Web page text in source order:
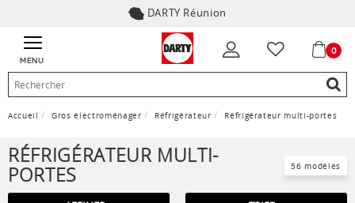
DARTY Réunion
MENU
0
Accueil Gros électroménager Réfrigérateur Réfrigérateur multi-portes
RÉFRIGÉRATEUR MULTI-
PORTES 56 modèles